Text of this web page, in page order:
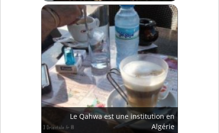
Le Qahwa est une institution en
Algérie